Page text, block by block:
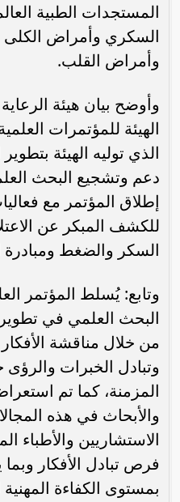
المستجدات الطبية
السكري وأمراض الكلى
وأمراض القلب.
وأوضح بيان هيئة
الهيئة للمؤتمرات
الذي توليه الهيئة
دعم وتشجيع البحث
إطلاق المؤتمر مع
للكشف المبكر عن
السكر والضغط ومبادرة
وتابع: يُسلط المؤتمر
البحث العلمي في
من خلال مناقشة
وتبادل الخبرات
المزمنة، كما تم
والأبحاث في هذه
الاستشاريين والأطباء
فرص تبادل الأفكار
بمستوى الكفاءة المهنية